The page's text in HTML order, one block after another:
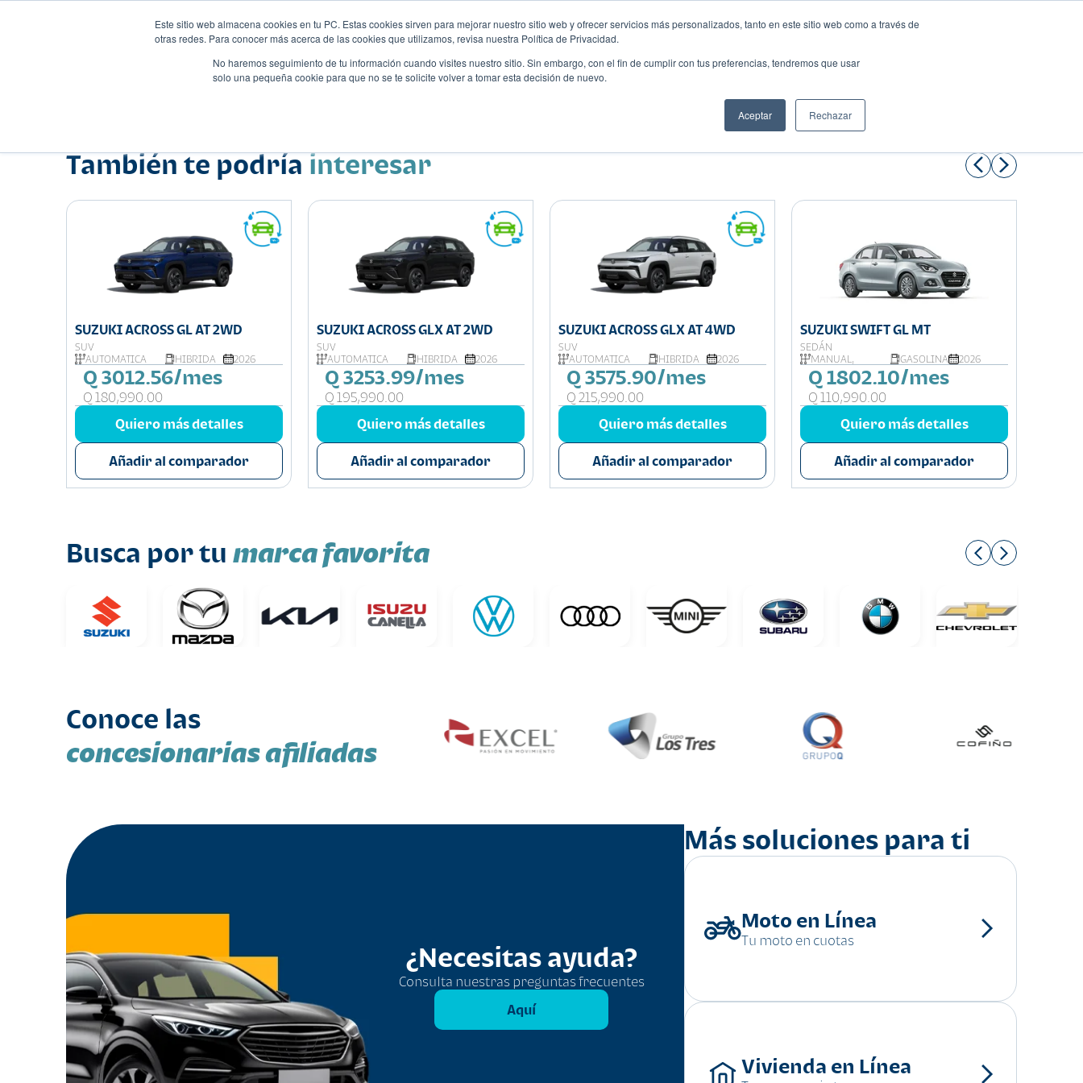
Este sitio web almacena cookies en tu PC. Estas cookies sirven para mejorar nuestro sitio web y ofrecer servicios más personalizados, tanto en este sitio web como a través de
otras redes. Para conocer más acerca de las cookies que utilizamos, revisa nuestra Política de Privacidad.
No haremos seguimiento de tu información cuando visites nuestro sitio. Sin embargo, con el fin de cumplir con tus preferencias, tendremos que usar
solo una pequeña cookie para que no se te solicite volver a tomar esta decisión de nuevo.
Aceptar Rechazar
Compartir:
También te podría interesar
SUZUKI ACROSS GL AT 2WD
SUV
AUTOMÁTICA
HIBRIDA 2026
Q 3012.56/mes
Q 180,990.00
Quiero más detalles
Añadir al comparador
SUZUKI ACROSS GLX AT 2WD
SUV
AUTOMÁTICA
HIBRIDA 2026
Q 3253.99/mes
Q 195,990.00
Quiero más detalles
Añadir al comparador
SUZUKI ACROSS GLX AT 4WD
SUV
AUTOMÁTICA
HIBRIDA 2026
Q 3575.90/mes
Q 215,990.00
Quiero más detalles
Añadir al comparador
SUZUKI SWIFT GL MT
SEDÁN
MANUAL,
GASOLINA 2026
Q 1802.10/mes
Q 110,990.00
Quiero más detalles
Añadir al comparador
Busca por tu marca favorita
Conoce las
concesionarias afiliadas
¿Necesitas ayuda?
Consulta nuestras preguntas frecuentes
Aquí
Más soluciones para ti
Moto en Línea
Tu moto en cuotas
Vivienda en Línea